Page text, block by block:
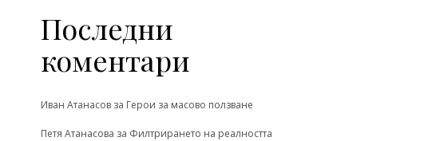
Последни
коментари
Иван Атанасовза Герои за масово ползване
Петя Атанасова за Филтрирането на реалността